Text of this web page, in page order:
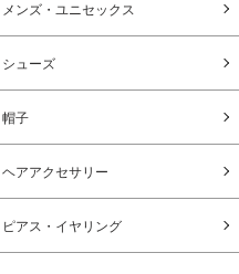
メンズ・ユニセックス
シューズ
帽子
ヘアアクセサリー
ピアス・イヤリング